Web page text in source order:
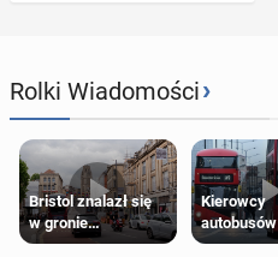
Rolki Wiadomości›
Bristol znalazł się
w gronie
najlepszych
Kierowcy
Londynie